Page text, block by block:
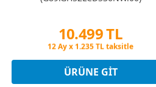
10.499 TL
Peşin Fiyatına 3 Taksit
Peşin Fiyatına 3 Taksit
ÜRÜNE GIT